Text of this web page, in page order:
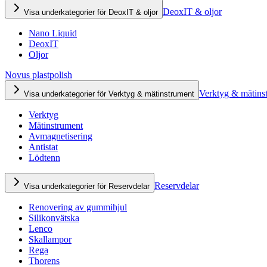
Visa underkategorier för DeoxIT & oljor DeoxIT & oljor
Nano Liquid
DeoxIT
Oljor
Novus plastpolish
Visa underkategorier för Verktyg & mätinstrument Verktyg &
Verktyg
Mätinstrument
Avmagnetisering
Antistat
Lödtenn
Visa underkategorier för Reservdelar Reservdelar
Renovering av gummihjul
Silikonvätska
Lenco
Skallampor
Rega
Thorens